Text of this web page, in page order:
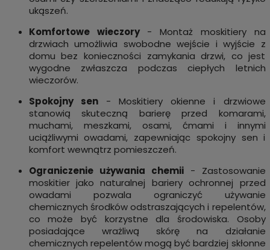
ukąszeń.
Komfortowe wieczory - Montaż moskitiery na
drzwiach umożliwia swobodne wejście i wyjście z
domu bez konieczności zamykania drzwi, co jest
wygodne zwłaszcza podczas ciepłych letnich
wieczorów.
Spokojny sen- Moskitiery okienne i drzwiowe
stanowią skuteczną barierę przed komarami,
muchami, meszkami, osami, ćmami i innymi
uciążliwymi owadami, zapewniając spokojny sen i
komfort wewnątrz pomieszczeń.
Ograniczenie używania chemii- Zastosowanie
moskitier jako naturalnej bariery ochronnej przed
owadami pozwala ograniczyć używanie
chemicznych środków odstraszających i repelentów,
co może być korzystne dla środowiska. Osoby
posiadające wrażliwą skórę na działanie
chemicznych repelentów mogą być bardziej skłonne